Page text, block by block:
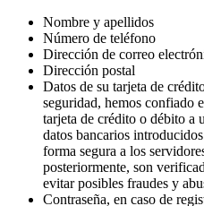
Nombre y apellidos
Número de teléfono
Dirección de correo
Dirección postal
Datos de su tarjeta de
seguridad, hemos confiado
tarjeta de crédito o débito a
datos bancarios
forma segura a los
posteriormente, son
evitar posibles fraudes y
Contraseña, en caso de